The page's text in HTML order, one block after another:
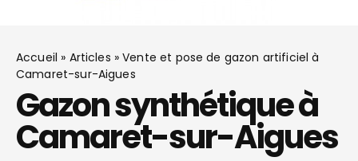
Accueil » Articles »Vente et pose de gazon artificiel à
Camaret-sur-Aigues
Gazon synthétique à
Camaret-sur-Aigues